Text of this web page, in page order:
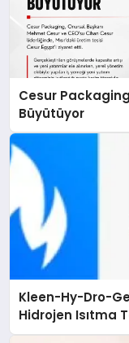
Cesur
Büyütüyor
Kleen-Hy-Dro-
Hidrojen Isıtma
Düzenleyici